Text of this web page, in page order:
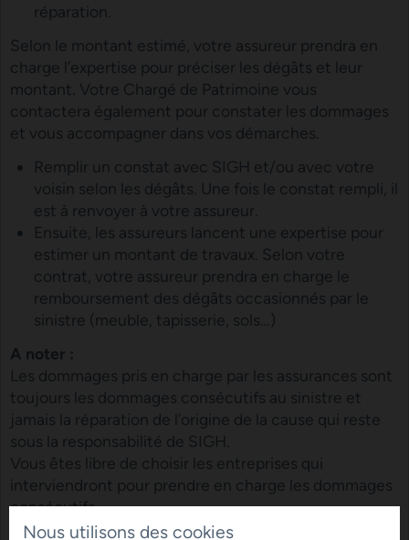
réparation.
Selon le montant estimé, votre assureur prendra en
charge l’expertise pour préciser les dégâts et leur
montant. Votre Chargé de Patrimoine vous
contactera également pour constater les dommages
et vous accompagner dans vos démarches.
Remplir un constat avec SIGH et/ou avec votre
voisin selon les dégâts. Une fois le constat rempli, il
est à renvoyer à votre assureur.
Ensuite, les assureurs lancent une expertise pour
estimer un montant de travaux. Selon votre
contrat, votre assureur prendra en charge le
remboursement des dégâts occasionnés par le
sinistre (meuble, tapisserie, sols…)
A noter :
Les dommages pris en charge par les assurances sont
toujours les dommages consécutifs au sinistre et
jamais la réparation de l’origine de la cause qui reste
sous la responsabilité de SIGH.
Vous êtes libre de choisir les entreprises qui
interviendront pour prendre en charge les dommages
consécutifs.
Nous utilisons des cookies